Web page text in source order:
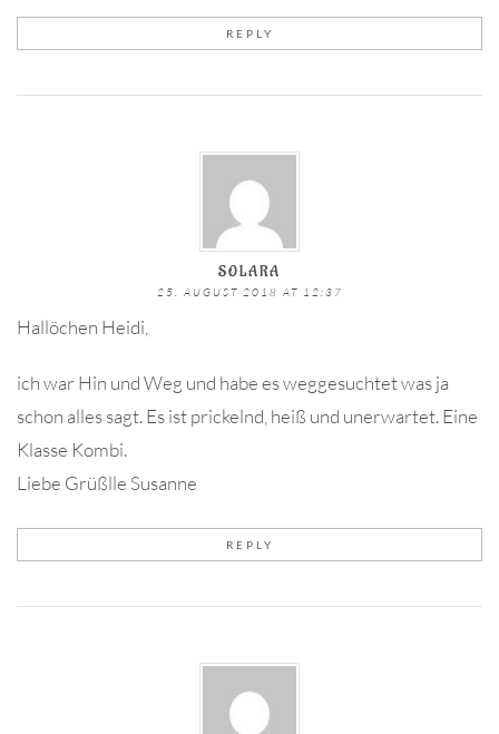
REPLY
SOLARA
25. AUGUST 2018 AT 12:37
Hallöchen Heidi,
ich war Hin und Weg und habe es weggesuchtet was ja
schon alles sagt. Es ist prickelnd, heiß und unerwartet. Eine
Klasse Kombi.
Liebe Grüßlle Susanne
REPLY